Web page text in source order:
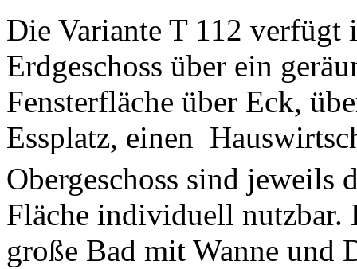
Die Variante T 112
Erdgeschoss über ein
Fensterfläche über Eck,
Essplatz, einen
Obergeschoss sind
Fläche individuell nutzbar.
große Bad mit Wanne und